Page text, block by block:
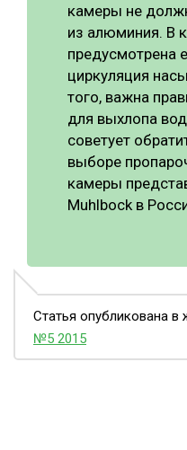
камеры не
из алюминия. В
предусмотрена
циркуляция
того, важна
для выхлопа
советует
выборе
камеры
Muhlbock в
Статья опубликована в
№5 2015